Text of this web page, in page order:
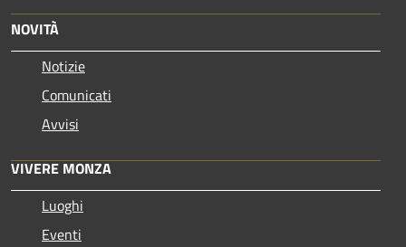
NOVITÀ
Notizie
Comunicati
Avvisi
VIVERE MONZA
Luoghi
Eventi